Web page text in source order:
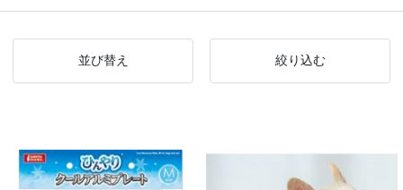
並び替え 絞り込む